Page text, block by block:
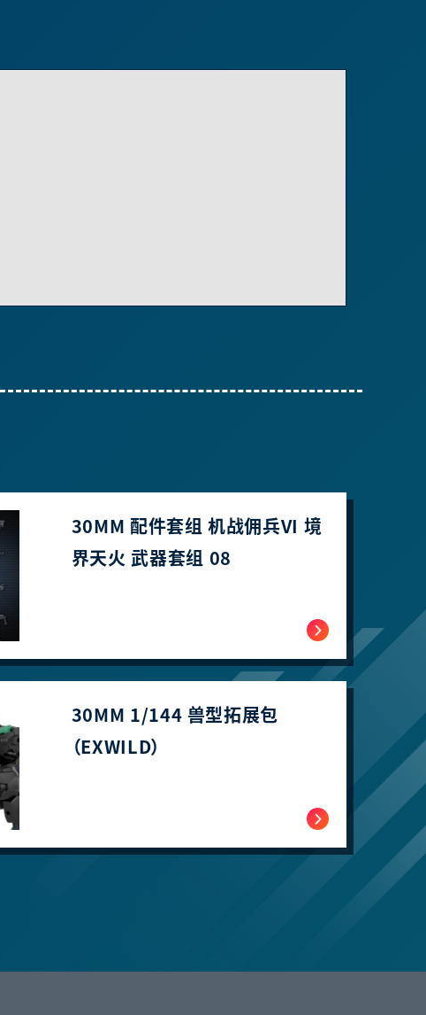
30MM 配件套组 机战佣兵VI 境
界天火 武器套组 08
30MM 1/144 兽型拓展包
（EXWILD）